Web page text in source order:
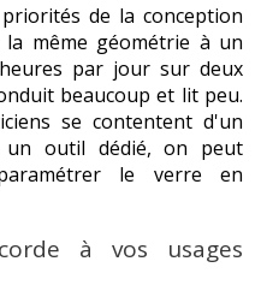
de la conception
même géométrie à un
par jour sur deux
beaucoup et lit peu.
se contentent d'un
un outil dédié, on peut
le verre en
à vos usages